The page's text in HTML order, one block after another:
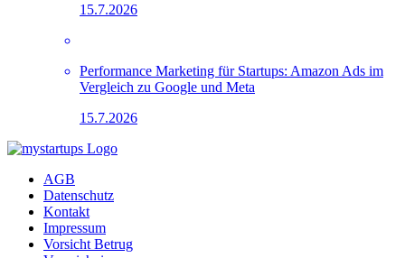
15.7.2026
Performance Marketing für Startups: Amazon Ads im
Vergleich zu Google und Meta
15.7.2026
AGB
Datenschutz
Kontakt
Impressum
Vorsicht Betrug